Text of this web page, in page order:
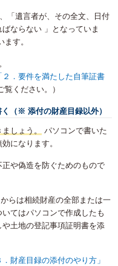
「遺言者が、その全文、日付
ならない 」となっていま
す。
２．要件を満たした自筆証書
覧ください。）
（※ 添付の財産目録以外）
しょう。
パソコンで書いた
になります。
や偽造を防ぐためのもので
らは相続財産の全部または一
てはパソコンで作成したも
土地の登記事項証明書を添
．財産目録の添付のやり方」